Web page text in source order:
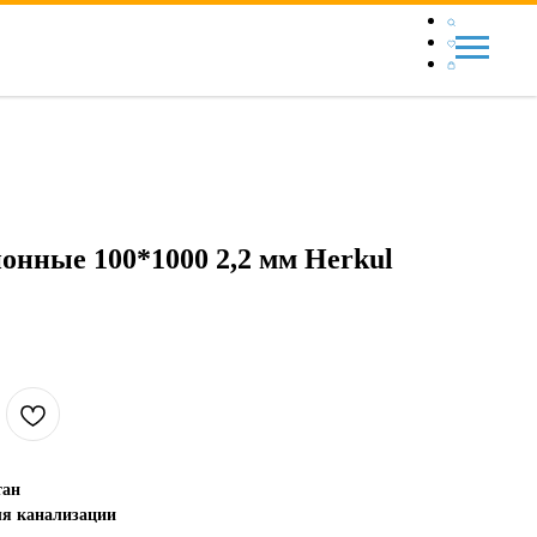
100*1000 2,2 мм Herkul
канализации